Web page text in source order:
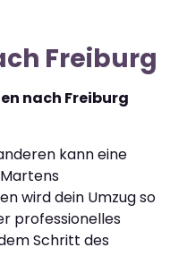
Freiburg
nach Freiburg
kann eine
wird dein Umzug so
professionelles
Schritt des